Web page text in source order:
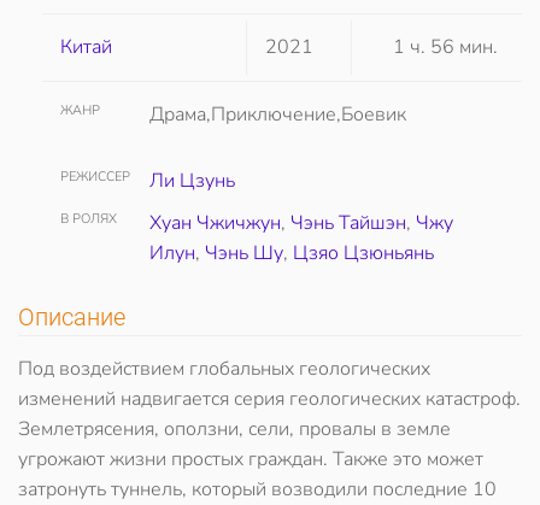
Китай 2021 1 ч. 56 мин.
ЖАНР Драма,Приключение,Боевик
РЕЖИССЕР Ли Цзунь
В РОЛЯХ Хуан Чжичжун, Чэнь Тайшэн, Чжу
Илун, Чэнь Шу, Цзяо Цзюньянь
Описание
Под воздействием глобальных геологических
изменений надвигается серия геологических катастроф.
Землетрясения, оползни, сели, провалы в земле
угрожают жизни простых граждан. Также это может
затронуть туннель, который возводили последние 10